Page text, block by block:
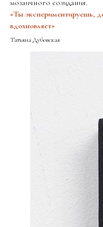
мозаичного созидания.
«Ты экспериментируешь,
вдохновляет»
Татьяна Дубовская